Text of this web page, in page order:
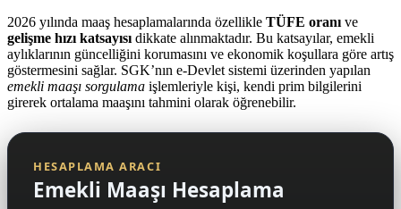
2026 yılında maaş hesaplamalarında özellikle TÜFE oranı ve
gelişme hızı katsayısı dikkate alınmaktadır. Bu katsayılar, emekli
aylıklarının güncelliğini korumasını ve ekonomik koşullara göre artış
göstermesini sağlar. SGK’nın e-Devlet sistemi üzerinden yapılan
emekli maaşı sorgulama işlemleriyle kişi, kendi prim bilgilerini
girerek ortalama maaşını tahmini olarak öğrenebilir.
HESAPLAMA ARACI
Emekli Maaşı Hesaplama